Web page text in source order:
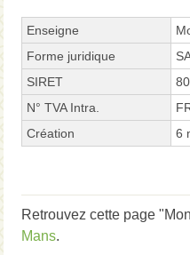
Enseigne
Forme juridique
SIRET
N° TVA Intra.
Création
6
Retrouvez cette page
Mans.